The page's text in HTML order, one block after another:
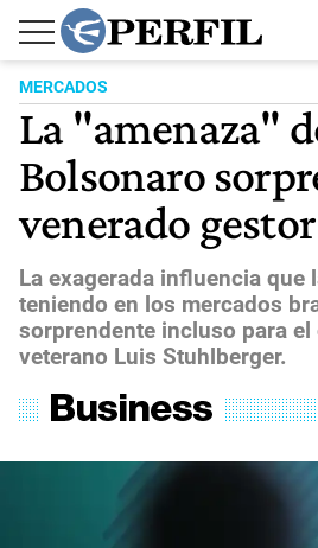
MERCADOS
La "amenaza"
Bolsonaro
venerado
La exagerada influencia que
teniendo en los mercados
sorprendente incluso para
veterano Luis Stuhlberger.